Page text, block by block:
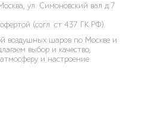
ул. Симоновский вал д.7
(согл. ст 437 ГК РФ).
воздушных шаров по Москве и
выбор и качество,
и настроение